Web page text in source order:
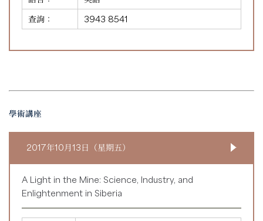
查詢：
3943 8541
學術講座
2017年10月13日（星期五）
A Light in the Mine: Science, Industry, and
Enlightenment in Siberia